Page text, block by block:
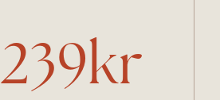
239kr